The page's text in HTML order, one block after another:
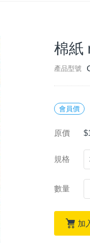
棉紙
產品型號
會員價
原價
規格
數量
加